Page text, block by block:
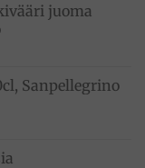
juoma
Sanpellegrino